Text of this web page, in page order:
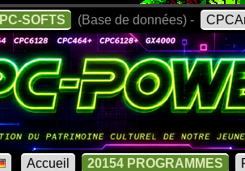
SOFTS (Base de données) -
Accueil 20154 PROGRAMMES